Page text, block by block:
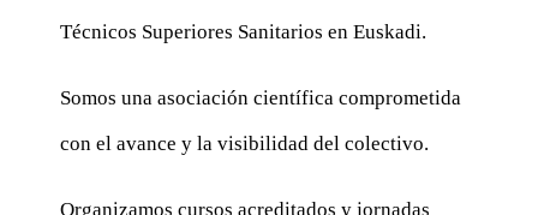
Técnicos Superiores Sanitarios en Euskadi.
Somos una asociación científica comprometida
con el avance y la visibilidad del colectivo.
Organizamos cursos acreditados y jornadas